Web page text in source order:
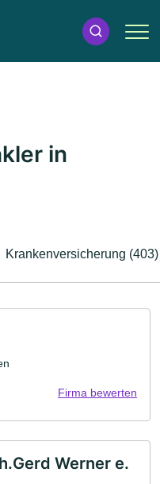
in
Krankenversicherung (403)
Firma bewerten
Werner e.